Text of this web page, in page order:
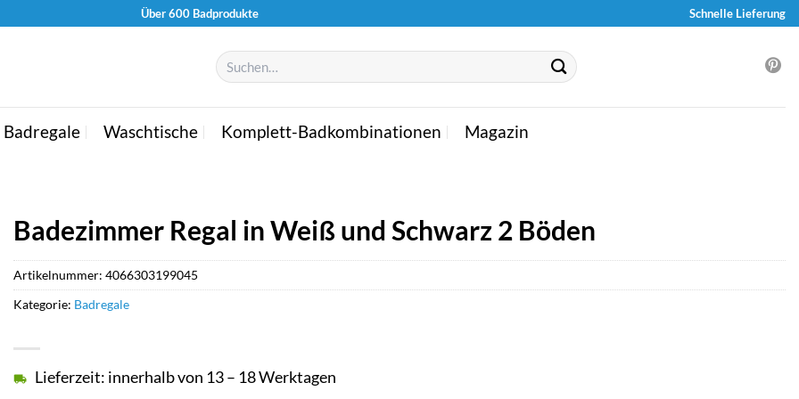
Über 600 Badprodukte Schnelle Lieferung
Suchen
nach:
Badregale Waschtische Komplett-Badkombinationen Magazin
Badezimmer Regal in Weiß und Schwarz 2 Böden
Lieferzeit: innerhalb von 13 – 18 Werktagen
Artikelnummer: 4066303199045
Kategorie: Badregale